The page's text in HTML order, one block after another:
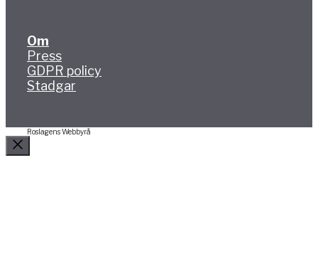
Om
Press
GDPR policy
Stadgar
Roslagens Webbyrå
Stäng